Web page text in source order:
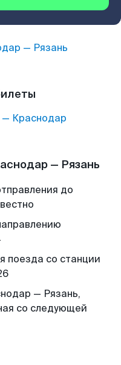
— Рязань
— Краснодар
— Рязань
до
поезда со станции
— Рязань,
со следующей